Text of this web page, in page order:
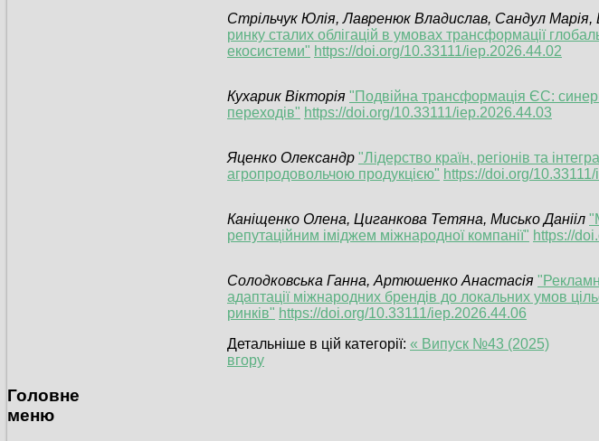
Стрільчук Юлія, Лавренюк Владислав, Сандул Марія,
ринку сталих облігацій в умовах трансформації
екосистеми" https://doi.org/10.33111/iep.2026.44.02
Кухарик Вікторія "Подвійна трансформація ЄС:
переходів" https://doi.org/10.33111/iep.2026.44.03
Яценко Олександр "Лідерство країн, регіонів та
агропродовольчою продукцією" https://doi.org/
Каніщенко Олена, Циганкова Тетяна, Мисько Данііл
репутаційним іміджем міжнародної компанії" https://
Солодковська Ганна, Артюшенко Анастасія
адаптації міжнародних брендів до локальних умов
ринків" https://doi.org/10.33111/iep.2026.44.06
Детальніше в цій категорії: « Випуск №43 (2025)
вгору
Головне
меню